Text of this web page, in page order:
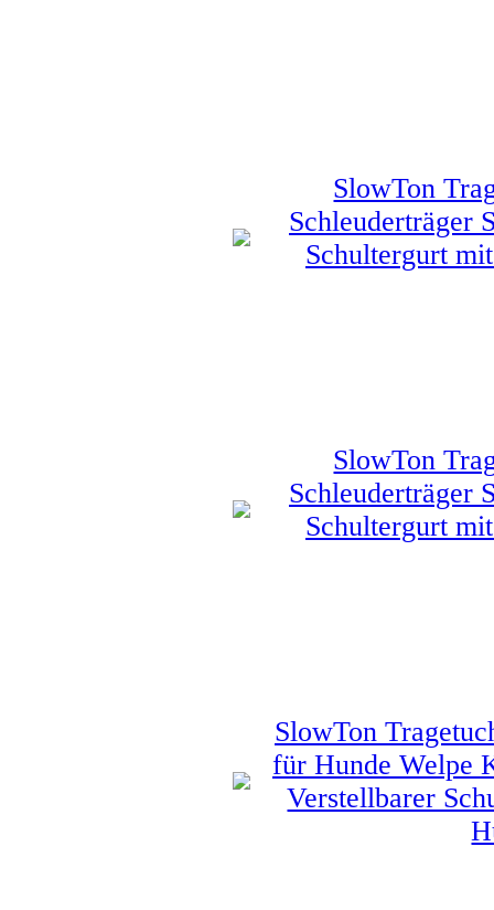
SlowTon
Schleuderträger
Schultergurt
SlowTon
Schleuderträger
Schultergurt
SlowTon
für Hunde Welpe
Verstellbarer